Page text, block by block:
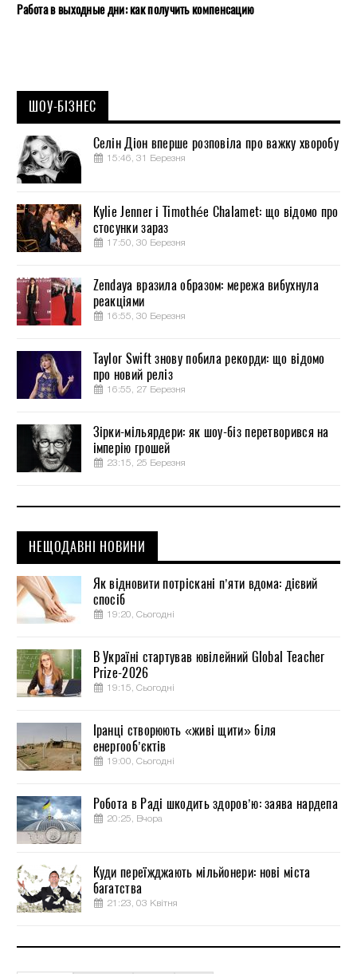
Работа в выходные дни: как получить компенсацию
ШОУ-БІЗНЕС
Селін Діон вперше розповіла про важку хворобу
15:46, 31 Березня
Kylie Jenner і Timothée Chalamet: що відомо про
стосунки зараз
17:50, 30 Березня
Zendaya вразила образом: мережа вибухнула
реакціями
16:55, 30 Березня
Taylor Swift знову побила рекорди: що відомо
про новий реліз
16:55, 27 Березня
Зірки-мільярдери: як шоу-біз перетворився на
імперію грошей
23:15, 25 Березня
НЕЩОДАВНІ НОВИНИ
Як відновити потріскані п’яти вдома: дієвий
спосіб
19:20, Сьогодні
В Україні стартував ювілейний Global Teacher
Prize-2026
19:15, Сьогодні
Іранці створюють «живі щити» біля
енергооб’єктів
19:00, Сьогодні
Робота в Раді шкодить здоров’ю: заява нардепа
20:25, Вчора
Куди переїжджають мільйонери: нові міста
багатства
21:23, 03 Квітня